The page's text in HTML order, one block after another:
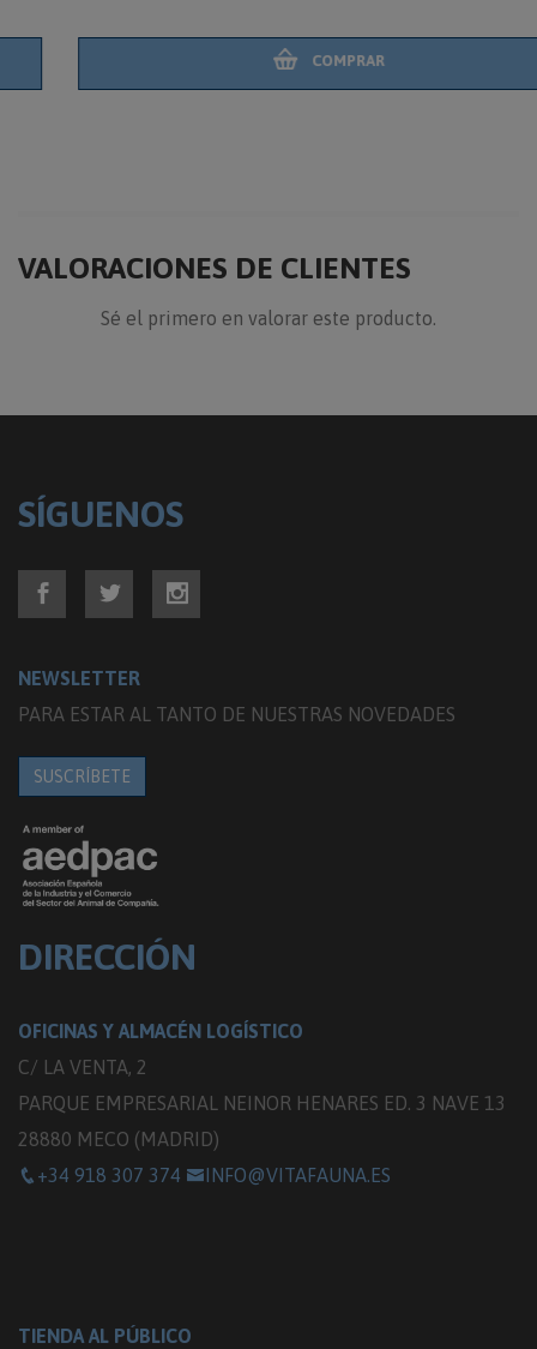
COMPRAR
VALORACIONES DE CLIENTES
Sé el primero en valorar este producto.
SÍGUENOS
NEWSLETTER
PARA ESTAR AL TANTO DE NUESTRAS NOVEDADES
SUSCRÍBETE
DIRECCIÓN
OFICINAS Y ALMACÉN LOGÍSTICO
C/ LA VENTA, 2
PARQUE EMPRESARIAL NEINOR HENARES ED. 3 NAVE 13
28880 MECO (MADRID)
+34 918 307 374
INFO@VITAFAUNA.ES
TIENDA AL PÚBLICO